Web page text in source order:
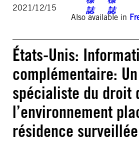
2021/12/15
Also available in
États-Unis:
complémentaire:
spécialiste du droit
l’environnement
résidence surveillée